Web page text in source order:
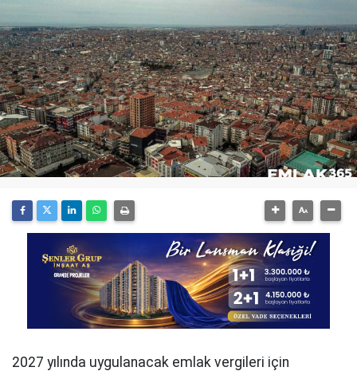
2027 yılında uygulanacak emlak vergileri için